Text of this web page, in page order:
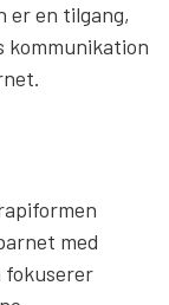
er en tilgang,
kommunikation
med
fokuserer